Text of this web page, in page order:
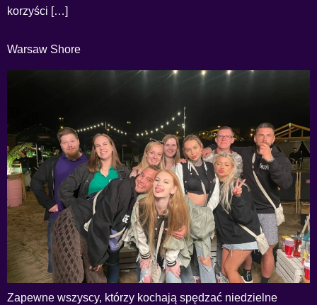
korzyści […]
Warsaw Shore
Zapewne wszyscy, którzy kochają spędzać niedzielne